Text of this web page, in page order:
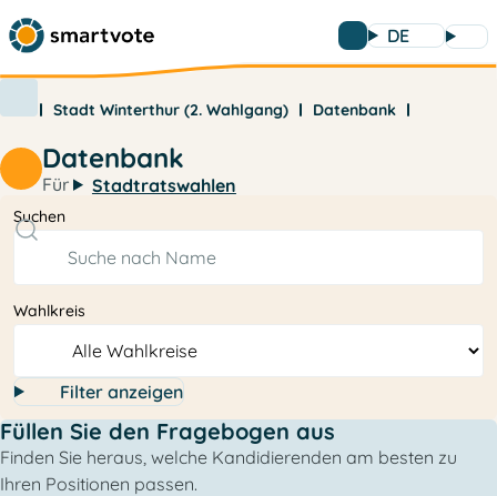
DE
Stadt Winterthur (2. Wahlgang) Datenbank
Datenbank
Für Stadtratswahlen
Suchen
Wahlkreis
Filter anzeigen
Füllen Sie den Fragebogen aus
Finden Sie heraus, welche Kandidierenden am besten zu
Ihren Positionen passen.